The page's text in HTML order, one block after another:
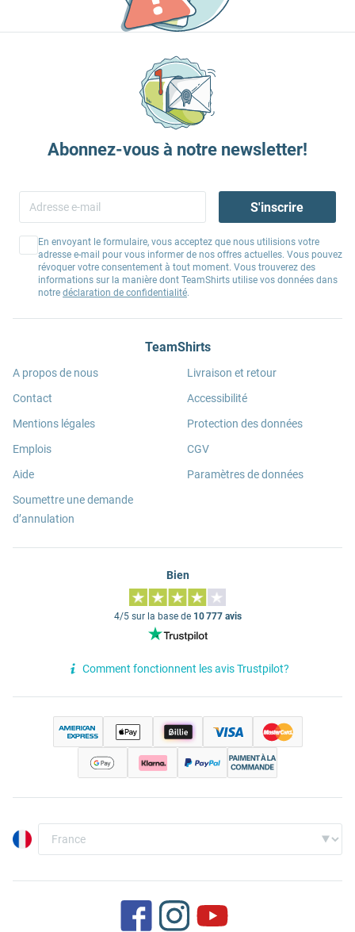
Abonnez-vous à notre newsletter!
S'inscrire
En envoyant le formulaire, vous acceptez que nous utilisions votre
adresse e-mail pour vous informer de nos offres actuelles. Vous pouvez
révoquer votre consentement à tout moment. Vous trouverez des
informations sur la manière dont TeamShirts utilise vos données dans
notre déclaration de confidentialité.
TeamShirts
A propos de nous
Contact
Mentions légales
Emplois
Aide
Soumettre une demande
d’annulation
Livraison et retour
Accessibilité
Protection des données
CGV
Paramètres de données
Bien
4/5 sur la base de 10 777 avis
Comment fonctionnent les avis Trustpilot?